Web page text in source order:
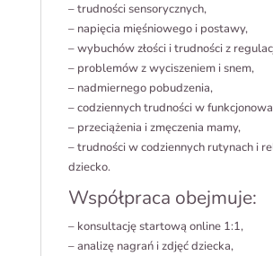
– trudności sensorycznych,
– napięcia mięśniowego i postawy,
– wybuchów złości i trudności z
– problemów z wyciszeniem i snem,
– nadmiernego pobudzenia,
– codziennych trudności w
– przeciążenia i zmęczenia mamy,
– trudności w codziennych rutynach i
dziecko.
Współpraca obejmuje:
– konsultację startową online 1:1,
– analizę nagrań i zdjęć dziecka,